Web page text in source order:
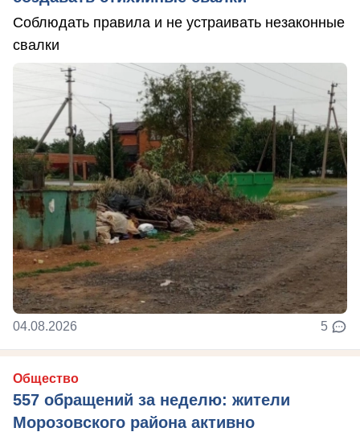
Соблюдать правила и не устраивать незаконные
свалки
04.08.2026 5
Общество
557 обращений за неделю: жители
Морозовского района активно